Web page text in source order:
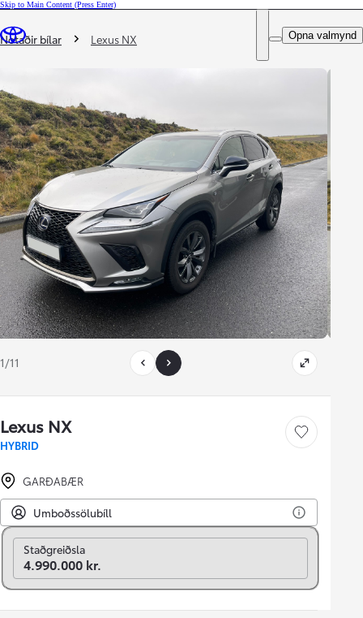
Skip to Main Content (Press Enter)
DEALER NAME
Opna valmynd
Þú ert hér
Notaðir bílar Lexus NX
1/11
Lexus NX
HYBRID
Vista bíl
GARÐABÆR
Umboðssölubíll
Breyta í mánaðarlega
Staðgreiðsla
4.990.000 kr.